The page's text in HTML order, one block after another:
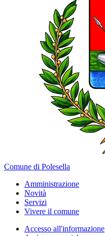
Comune di Polesella
Amministrazione
Novità
Servizi
Vivere il comune
Accesso all'informazione